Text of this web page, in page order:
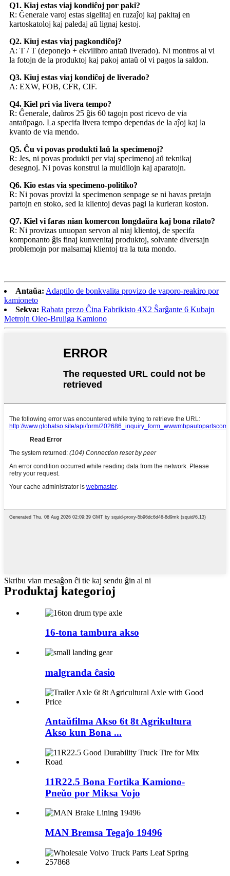
Q1. Kiaj estas viaj kondiĉoj por paki?
R: Ĝenerale varoj estas sigelitaj en ruzaĵoj kaj pakitaj en
kartoskatoloj kaj paledaj aŭ lignaj kestoj.
Q2. Kiuj estas viaj pagkondiĉoj?
A: T / T (deponejo + ekvilibro antaŭ liverado). Ni montros al vi
la fotojn de la produktoj kaj pakoj antaŭ ol vi pagos la saldon.
Q3. Kiuj estas viaj kondiĉoj de liverado?
A: EXW, FOB, CFR, CIF.
Q4. Kiel pri via livera tempo?
R: Ĝenerale, daŭros 25 ĝis 60 tagojn post ricevo de via
antaŭpago. La specifa livera tempo dependas de la aĵoj kaj la
kvanto de via mendo.
Q5. Ĉu vi povas produkti laŭ la specimenoj?
R: Jes, ni povas produkti per viaj specimenoj aŭ teknikaj
desegnoj. Ni povas konstrui la muldilojn kaj aparatojn.
Q6. Kio estas via specimeno-politiko?
R: Ni povas provizi la specimenon senpage se ni havas pretajn
partojn en stoko, sed la klientoj devas pagi la kurieran koston.
Q7. Kiel vi faras nian komercon longdaŭra kaj bona rilato?
R: Ni provizas unuopan servon al niaj klientoj, de specifa
komponanto ĝis finaj kunvenitaj produktoj, solvante diversajn
problemojn por malsamaj klientoj tra la tuta mondo.
Antaŭa: Adaptilo de bonkvalita provizo de vaporo-reakiro por
kamioneto
Sekva: Rabata prezo Ĉina Fabrikisto 4X2 Ŝarĝante 6 Kubajn
Metrojn Oleo-Bruliga Kamiono
Skribu vian mesaĝon ĉi tie kaj sendu ĝin al ni
Produktaj kategorioj
16-tona tambura akso
malgranda ĉasio
Antaŭfilma Akso 6t 8t Agrikultura
Akso kun Bona ...
11R22.5 Bona Fortika Kamiono-
Pneŭo por Miksa Vojo
MAN Bremsa Tegaĵo 19496